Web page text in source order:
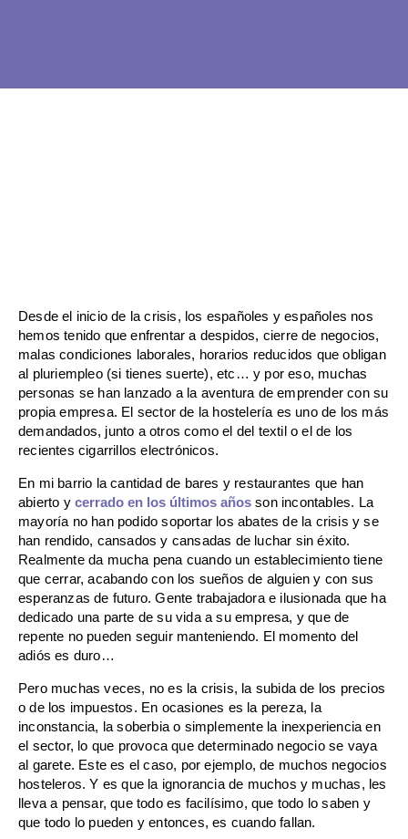
Desde el inicio de la crisis, los españoles y españoles nos
hemos tenido que enfrentar a despidos, cierre de negocios,
malas condiciones laborales, horarios reducidos que obligan
al pluriempleo (si tienes suerte), etc… y por eso, muchas
personas se han lanzado a la aventura de emprender con su
propia empresa. El sector de la hostelería es uno de los más
demandados, junto a otros como el del textil o el de los
recientes cigarrillos electrónicos.
En mi barrio la cantidad de bares y restaurantes que han
abierto ycerrado en los últimos años son incontables. La
mayoría no han podido soportar los abates de la crisis y se
han rendido, cansados y cansadas de luchar sin éxito.
Realmente da mucha pena cuando un establecimiento tiene
que cerrar, acabando con los sueños de alguien y con sus
esperanzas de futuro. Gente trabajadora e ilusionada que ha
dedicado una parte de su vida a su empresa, y que de
repente no pueden seguir manteniendo. El momento del
adiós es duro…
Pero muchas veces, no es la crisis, la subida de los precios
o de los impuestos. En ocasiones es la pereza, la
inconstancia, la soberbia o simplemente la inexperiencia en
el sector, lo que provoca que determinado negocio se vaya
al garete. Este es el caso, por ejemplo, de muchos negocios
hosteleros. Y es que la ignorancia de muchos y muchas, les
lleva a pensar, que todo es facilísimo, que todo lo saben y
que todo lo pueden y entonces, es cuando fallan.